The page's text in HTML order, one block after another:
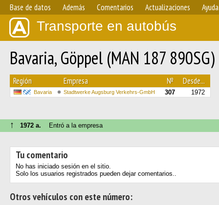
Base de datos Además Comentarios Actualizaciones Ayuda
Transporte en autobús
Bavaria, Göppel (MAN 187
Región Empresa № Desde...
Bavaria Stadtwerke Augsburg Verkehrs-GmbH 307 1972
↑ 1972 a. Entró a la empresa
Tu comentario
No has iniciado sesión en el sitio.
Solo los usuarios registrados pueden dejar comentarios..
Otros vehículos con este número: